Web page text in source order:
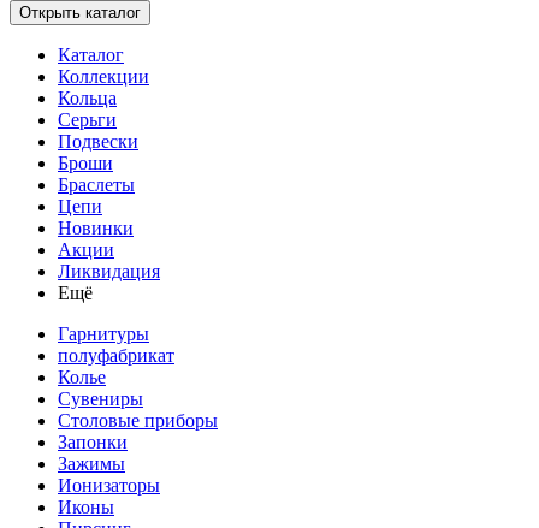
Открыть каталог
Каталог
Коллекции
Кольца
Серьги
Подвески
Броши
Браслеты
Цепи
Новинки
Акции
Ликвидация
Ещё
Гарнитуры
полуфабрикат
Колье
Сувениры
Столовые приборы
Запонки
Зажимы
Ионизаторы
Иконы